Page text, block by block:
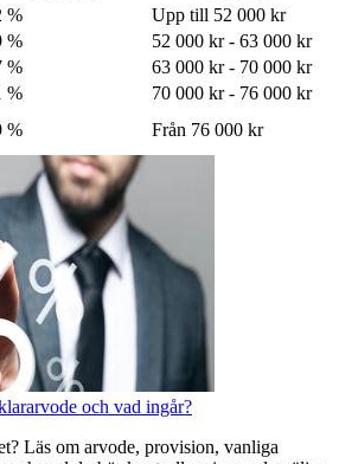
%
Upp till 52 000 kr
%
52 000 kr - 63 000 kr
%
63 000 kr - 70 000 kr
%
70 000 kr - 76 000 kr
% Från 76 000 kr
och vad ingår?
Läs om arvode, provision, vanliga